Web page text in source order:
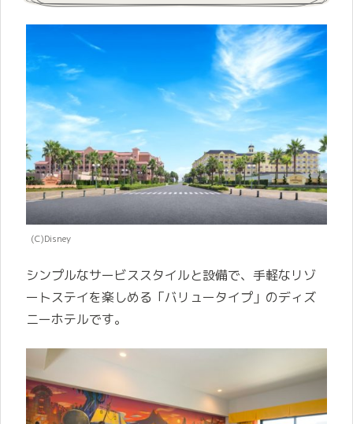
(C)Disney
シンプルなサービススタイルと設備で、手軽なリゾ
ートステイを楽しめる「バリュータイプ」のディズ
ニーホテルです。